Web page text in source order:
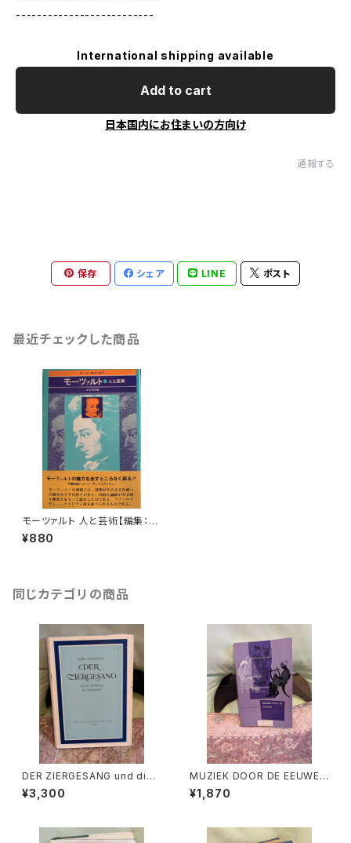
--------------------------
International shipping available
Add to cart
日本国内にお住まいの方向け
通報する
保存 シェア LINE ポスト
最近チェックした商品
モーツァルト 人と芸術【編集：音
楽現代】出版社：芸術現代社 昭
和51年
¥880
同じカテゴリの商品
DER ZIERGESANG und die
Ausfuhrung der Appoggiat
ura【著者：Kurt Wichmann】出
¥3,300
MUZIEK DOOR DE EEUWEN
3【著者：DRS.W.C.M.KLOPPE
NBURG】出版社：Broekmans
¥1,870